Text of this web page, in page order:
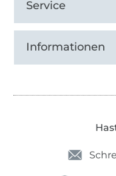
Service
Informationen